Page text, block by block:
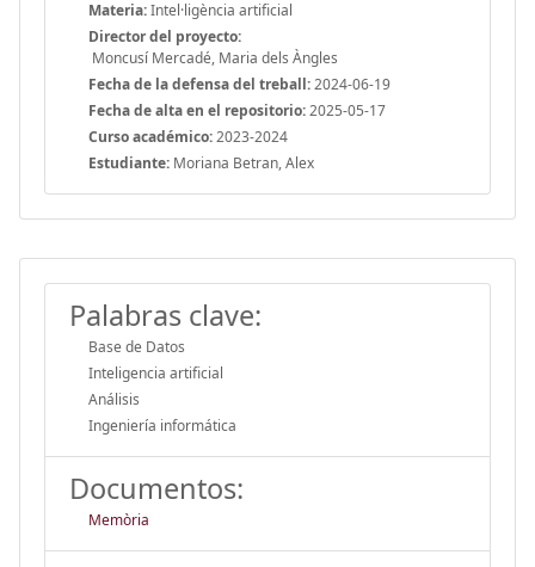
Materia:Intel·ligència artificial
Director del proyecto:
Moncusí Mercadé, Maria dels Àngles
Fecha de la defensa del treball:2024-06-19
Fecha de alta en el repositorio:2025-05-17
Curso académico:2023-2024
Estudiante: Moriana Betran, Alex
Palabras clave:
Base de Datos
Inteligencia artificial
Análisis
Ingeniería informática
Documentos:
Memòria